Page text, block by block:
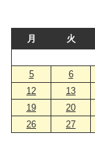
月 火
5
6
12
13
19
20
26
27